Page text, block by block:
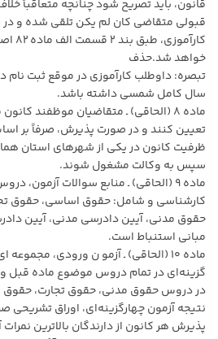
قانون، باید تصریح شود چنانچه متعاقباً
قبولی متقاضی کان لم یکن تلقی شده و
خواهد شد.حذف
تبصره: داوطلب کارآموزی در موقع ثبت نام
سال کامل شمسی داشته باشد.
ماده ۸ (الحاقی) ـ متقاضیان موظفند
تعیین کنند و در صورت پذیرش، صرفاً بر
ظرفیت کانون در یکی از شهرهای استان
سپس به وکالت مشغول شوند.
ماده ۹ (الحاقی) ـ منابع سوالات
کارشناسی و شامل: حقوق اساسی، حقوق
حقوق مدنی، آیین دادرسی مدنی، آیین
مبانی استنباط است.
ماده ۱۰ (الحاقی) ـ آزمو ن ورودی،
گزینه‌ای در تمام دروس موضوع ماده قبل
در دروس حقوق مدنی، حقوق تجارت، حقوق
نتیجه آزمون چهارگزینه‌ای، اوراق تشریحی
پذیرش هر کانون از دارندگان بالاترین